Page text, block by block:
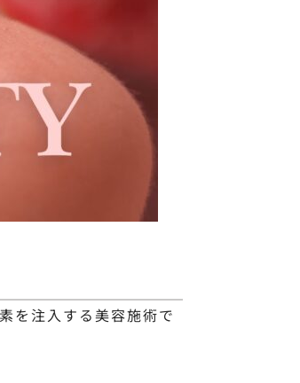
を注入する美容施術で